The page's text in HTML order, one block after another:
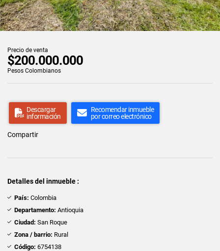
Precio de venta
$200.000.000
Pesos Colombianos
Descargar
información
Recomendar inmueble
por correo electrónico
Compartir
Detalles del inmueble :
País: Colombia
Departamento: Antioquia
Ciudad: San Roque
Zona / barrio: Rural
Código: 6754138